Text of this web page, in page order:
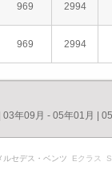
969 2994
969 2994
03年09月 - 05年01月
セデス・ベンツ Eクラス